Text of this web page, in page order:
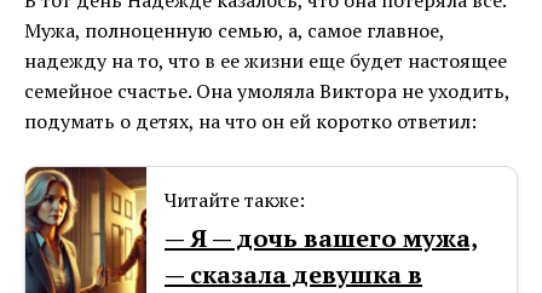
Мужа, полноценную семью, а, самое главное,
надежду на то, что в ее жизни еще будет настоящее
семейное счастье. Она умоляла Виктора не уходить,
подумать о детях, на что он ей коротко ответил:
Читайте также:
— Я — дочь вашего мужа,
— сказала девушка в